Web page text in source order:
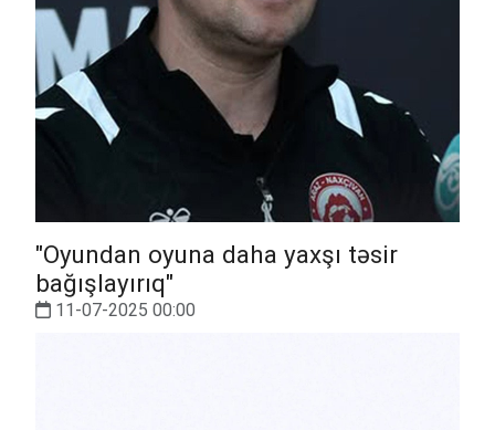
"Oyundan oyuna daha yaxşı təsir
bağışlayırıq"
11-07-2025 00:00